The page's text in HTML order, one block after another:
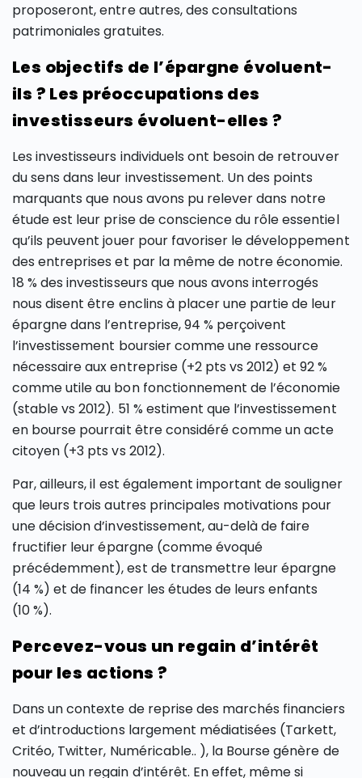
proposeront, entre autres, des consultations
patrimoniales gratuites.
Les objectifs de l’épargne évoluent-
ils ? Les préoccupations des
investisseurs évoluent-elles ?
Les investisseurs individuels ont besoin de retrouver
du sens dans leur investissement. Un des points
marquants que nous avons pu relever dans notre
étude est leur prise de conscience du rôle essentiel
qu’ils peuvent jouer pour favoriser le développement
des entreprises et par la même de notre économie.
18 % des investisseurs que nous avons interrogés
nous disent être enclins à placer une partie de leur
épargne dans l’entreprise, 94 % perçoivent
l’investissement boursier comme une ressource
nécessaire aux entreprise (+2 pts vs 2012) et 92 %
comme utile au bon fonctionnement de l’économie
(stable vs 2012). 51 % estiment que l’investissement
en bourse pourrait être considéré comme un acte
citoyen (+3 pts vs 2012).
Par, ailleurs, il est également important de souligner
que leurs trois autres principales motivations pour
une décision d’investissement, au-delà de faire
fructifier leur épargne (comme évoqué
précédemment), est de transmettre leur épargne
(14 %) et de financer les études de leurs enfants
(10 %).
Percevez-vous un regain d’intérêt
pour les actions ?
Dans un contexte de reprise des marchés financiers
et d’introductions largement médiatisées (Tarkett,
Critéo, Twitter, Numéricable.. ), la Bourse génère de
nouveau un regain d’intérêt. En effet, même si